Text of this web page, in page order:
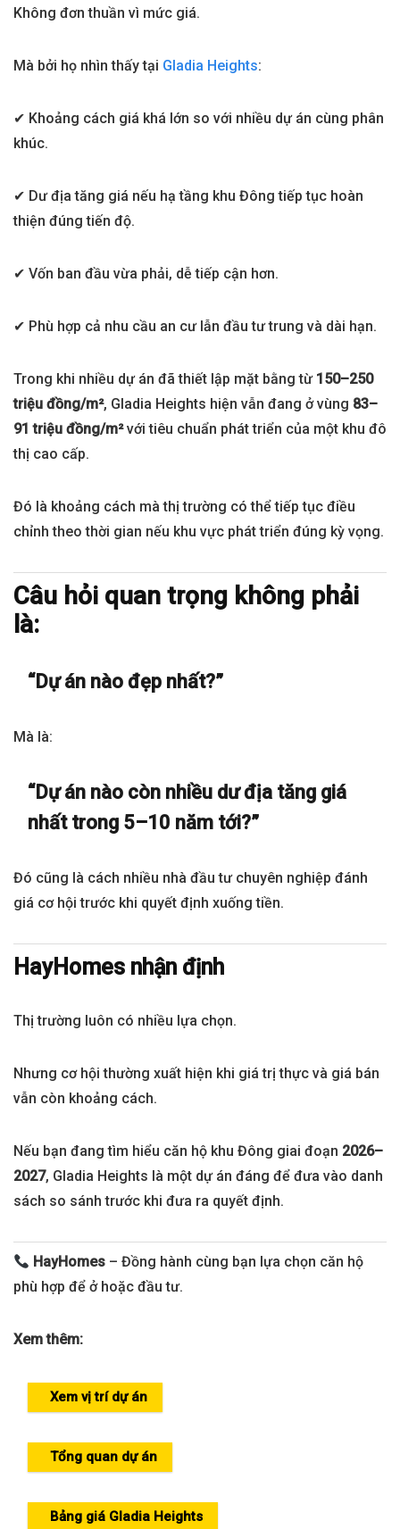
Không đơn thuần vì mức giá.
Mà bởi họ nhìn thấy tại Gladia Heights:
✔ Khoảng cách giá khá lớn so với nhiều dự án cùng phân
khúc.
✔ Dư địa tăng giá nếu hạ tầng khu Đông tiếp tục hoàn
thiện đúng tiến độ.
✔ Vốn ban đầu vừa phải, dễ tiếp cận hơn.
✔ Phù hợp cả nhu cầu an cư lẫn đầu tư trung và dài hạn.
Trong khi nhiều dự án đã thiết lập mặt bằng từ 150–250
triệu đồng/m², Gladia Heights hiện vẫn đang ở vùng 83–
91 triệu đồng/m²với tiêu chuẩn phát triển của một khu đô
thị cao cấp.
Đó là khoảng cách mà thị trường có thể tiếp tục điều
chỉnh theo thời gian nếu khu vực phát triển đúng kỳ vọng.
Câu hỏi quan trọng không phải
là:
“Dự án nào đẹp nhất?”
Mà là:
“Dự án nào còn nhiều dư địa tăng giá
nhất trong 5–10 năm tới?”
Đó cũng là cách nhiều nhà đầu tư chuyên nghiệp đánh
giá cơ hội trước khi quyết định xuống tiền.
HayHomes nhận định
Thị trường luôn có nhiều lựa chọn.
Nhưng cơ hội thường xuất hiện khi giá trị thực và giá bán
vẫn còn khoảng cách.
Nếu bạn đang tìm hiểu căn hộ khu Đông giai đoạn 2026–
2027, Gladia Heights là một dự án đáng để đưa vào danh
sách so sánh trước khi đưa ra quyết định.
HayHomes – Đồng hành cùng bạn lựa chọn căn hộ
phù hợp để ở hoặc đầu tư.
Xem thêm:
Xem vị trí dự án
Tổng quan dự án
Bảng giá Gladia Heights